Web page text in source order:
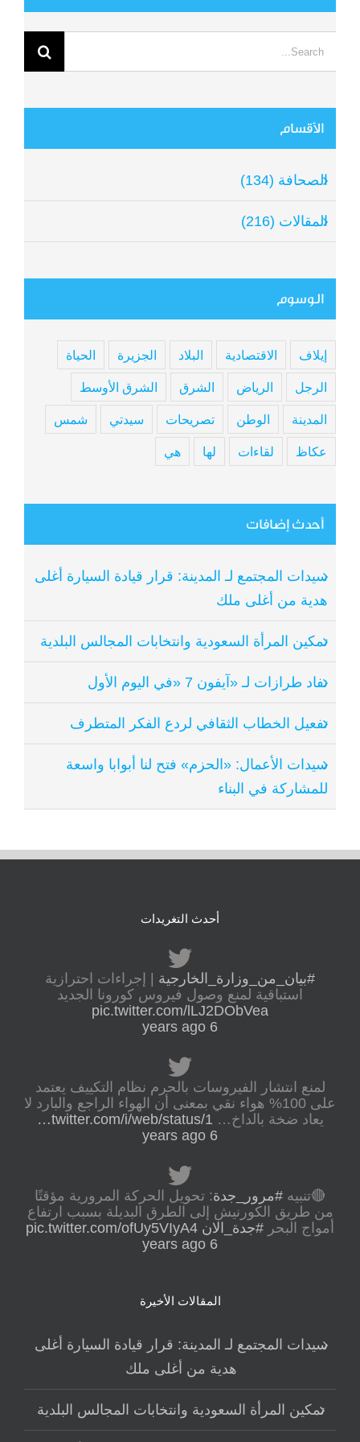
for:
الأقسام
الصحافة (134)
المقالات (216)
الوسوم
إيلاف الاقتصادية البلاد الجزيرة الحياة
الرجل الرياض الشرق الشرق الأوسط
المدينة الوطن تصريحات سيدتي شمس
عكاظ لقاءات لها هي
أحدث إضافات
سيدات المجتمع لـ المدينة: قرار قيادة السيارة أغلى
هدية من أغلى ملك
تمكين المرأة السعودية وانتخابات المجالس البلدية
نفاد طرازات لـ «آيفون 7 «في اليوم الأول
تفعيل الخطاب الثقافي لردع الفكر المتطرف
سيدات الأعمال: «الحزم» فتح لنا أبوابا واسعة
للمشاركة في البناء
أحدث التغريدات
#بيان_من_وزارة_الخارجية | إجراءات احترازية
استباقية لمنع وصول فيروس كورونا الجديد
pic.twitter.com/lLJ2DObVea
6 years ago
لمنع انتشار الفيروسات بالحرم نظام التكييف يعتمد
على 100% هواء نقي بمعنى أن الهواء الراجع والبارد لا
يعاد ضخة بالداخ… twitter.com/i/web/status/1…
6 years ago
🔴تنبيه #مرور_جدة: تحويل الحركة المرورية مؤقتًا
من طريق الكورنيش إلى الطرق البديلة بسبب ارتفاع
أمواج البحر #جدة_الان pic.twitter.com/ofUy5VIyA4
6 years ago
المقالات الأخيرة
سيدات المجتمع لـ المدينة: قرار قيادة السيارة أغلى
هدية من أغلى ملك
تمكين المرأة السعودية وانتخابات المجالس البلدية